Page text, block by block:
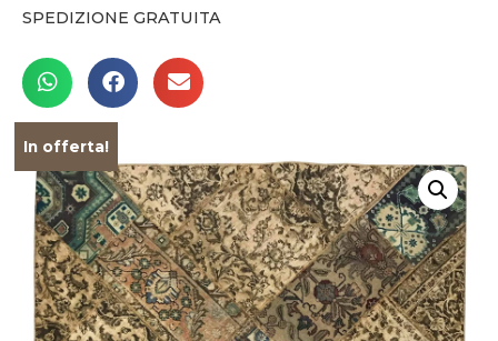
SPEDIZIONE GRATUITA
In offerta!